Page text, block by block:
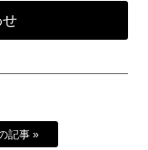
せ
記事 »